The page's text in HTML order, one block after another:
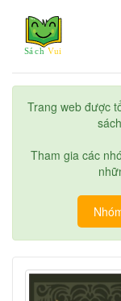
Trang web được
Tham gia các